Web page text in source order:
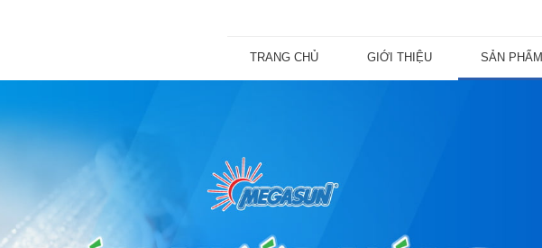
TRANG CHỦ GIỚI THIỆU SẢN PHẨM